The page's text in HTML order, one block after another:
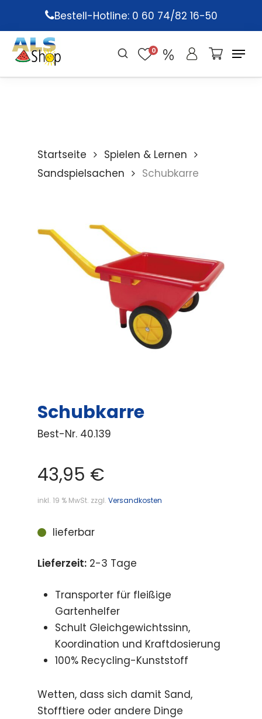
main
content
Bestell-Hotline: 0 60 74/82 16-50
0
Startseite
Spielen & Lernen
Sandspielsachen
Schubkarre
Schubkarre
Best-Nr. 40.139
43,95 €
inkl. 19 % MwSt. zzgl. Versandkosten
lieferbar
Lieferzeit: 2-3 Tage
Transporter für fleißige
Gartenhelfer
Schult Gleichgewichtssinn,
Koordination und Kraftdosierung
100% Recycling-Kunststoff
Wetten, dass sich damit Sand,
Stofftiere oder andere Dinge